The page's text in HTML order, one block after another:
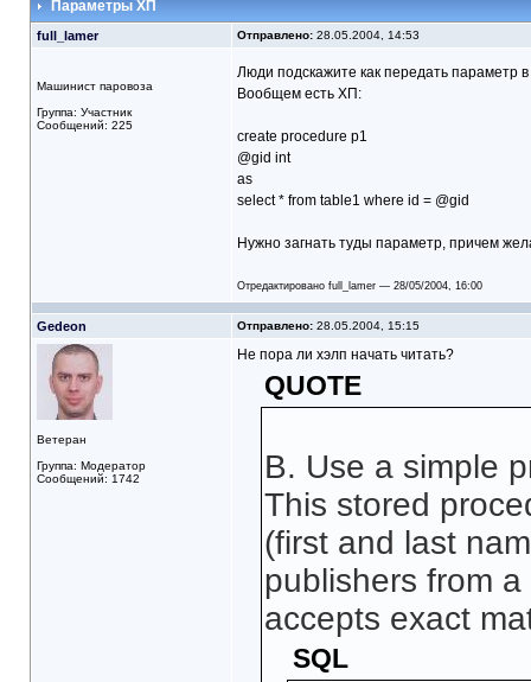
Параметры ХП
full_lamer Отправлено:28.05.2004, 14:53
Машинист паровоза
Группа: Участник
Сообщений: 225
Люди подскажите как передать параметр
Вообщем есть ХП:
create procedure p1
@gid int
as
select * from table1 where id = @gid
Нужно загнать туды параметр, причем
Отредактировано full_lamer — 28/05/2004, 16:00
Gedeon Отправлено:28.05.2004, 15:15
Ветеран
Группа: Модератор
Сообщений: 1742
Не пора ли хэлп начать читать?
QUOTE
B. Use a simple
This stored
(first and last
publishers from
accepts exact
SQL